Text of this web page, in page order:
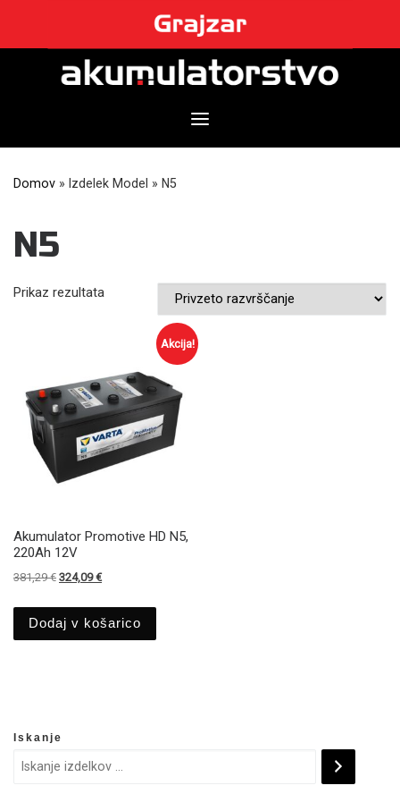
content
Domov » Izdelek Model » N5
N5
Prikaz rezultata
Akcija!
Akumulator Promotive HD N5,
220Ah 12V
381,29€ Izvirna cena je bila: 381,29 €.
324,09€Trenutna cena je: 324,09 €.
Dodaj v košarico
Iskanje